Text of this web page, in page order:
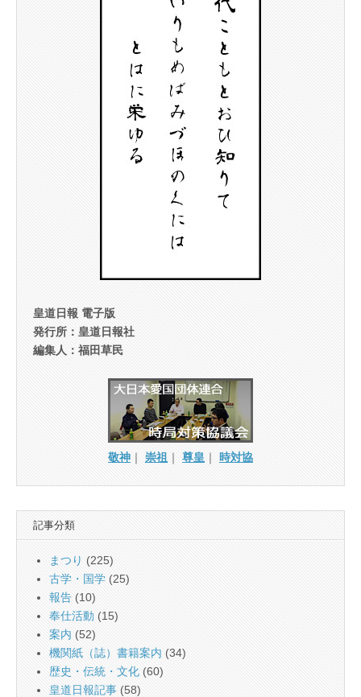
皇道日報 電子版
発行所：皇道日報社
編集人：福田草民
敬神 ｜ 崇祖 ｜ 尊皇 ｜ 時対協
記事分類
まつり (225)
古学・国学 (25)
報告 (10)
奉仕活動 (15)
案内 (52)
機関紙（誌）書籍案内 (34)
歴史・伝統・文化 (60)
皇道日報記事 (58)